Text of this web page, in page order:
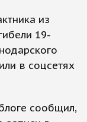
из
19-
в соцсетях
сообщил,